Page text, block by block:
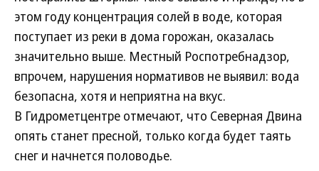
этом году концентрация солей в воде, которая
поступает из реки в дома горожан, оказалась
значительно выше. Местный Роспотребнадзор,
впрочем, нарушения нормативов не выявил: вода
безопасна, хотя и неприятна на вкус.
В Гидрометцентре отмечают, что Северная Двина
опять станет пресной, только когда будет таять
снег и начнется половодье.